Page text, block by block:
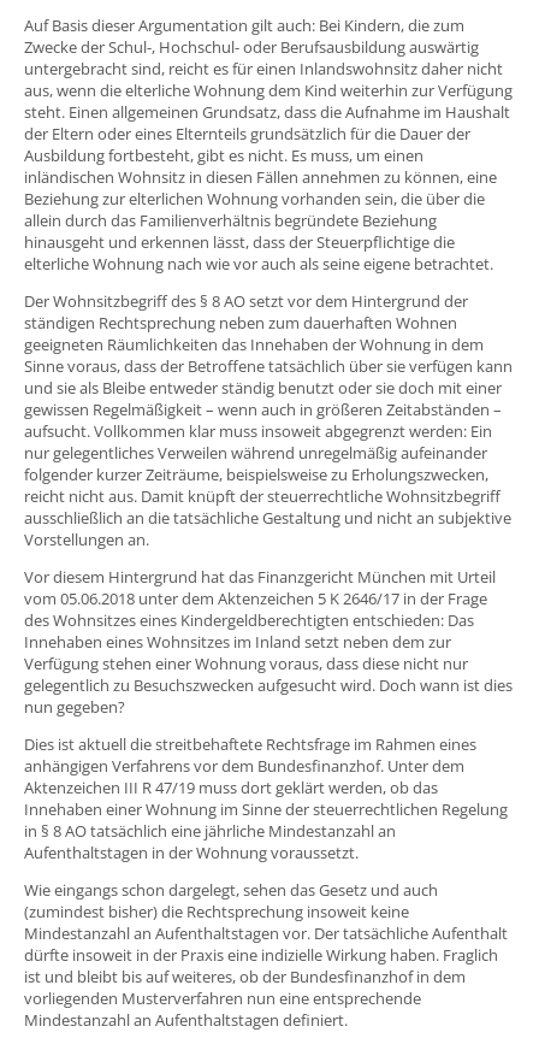
Auf Basis dieser Argumentation gilt auch: Bei Kindern, die zum
Zwecke der Schul-, Hochschul- oder Berufsausbildung auswärtig
untergebracht sind, reicht es für einen Inlandswohnsitz daher nicht
aus, wenn die elterliche Wohnung dem Kind weiterhin zur Verfügung
steht. Einen allgemeinen Grundsatz, dass die Aufnahme im Haushalt
der Eltern oder eines Elternteils grundsätzlich für die Dauer der
Ausbildung fortbesteht, gibt es nicht. Es muss, um einen
inländischen Wohnsitz in diesen Fällen annehmen zu können, eine
Beziehung zur elterlichen Wohnung vorhanden sein, die über die
allein durch das Familienverhältnis begründete Beziehung
hinausgeht und erkennen lässt, dass der Steuerpflichtige die
elterliche Wohnung nach wie vor auch als seine eigene betrachtet.
Der Wohnsitzbegriff des § 8 AO setzt vor dem Hintergrund der
ständigen Rechtsprechung neben zum dauerhaften Wohnen
geeigneten Räumlichkeiten das Innehaben der Wohnung in dem
Sinne voraus, dass der Betroffene tatsächlich über sie verfügen kann
und sie als Bleibe entweder ständig benutzt oder sie doch mit einer
gewissen Regelmäßigkeit – wenn auch in größeren Zeitabständen –
aufsucht. Vollkommen klar muss insoweit abgegrenzt werden: Ein
nur gelegentliches Verweilen während unregelmäßig aufeinander
folgender kurzer Zeiträume, beispielsweise zu Erholungszwecken,
reicht nicht aus. Damit knüpft der steuerrechtliche Wohnsitzbegriff
ausschließlich an die tatsächliche Gestaltung und nicht an subjektive
Vorstellungen an.
Vor diesem Hintergrund hat das Finanzgericht München mit Urteil
vom 05.06.2018 unter dem Aktenzeichen 5 K 2646/17 in der Frage
des Wohnsitzes eines Kindergeldberechtigten entschieden: Das
Innehaben eines Wohnsitzes im Inland setzt neben dem zur
Verfügung stehen einer Wohnung voraus, dass diese nicht nur
gelegentlich zu Besuchszwecken aufgesucht wird. Doch wann ist dies
nun gegeben?
Dies ist aktuell die streitbehaftete Rechtsfrage im Rahmen eines
anhängigen Verfahrens vor dem Bundesfinanzhof. Unter dem
Aktenzeichen III R 47/19 muss dort geklärt werden, ob das
Innehaben einer Wohnung im Sinne der steuerrechtlichen Regelung
in § 8 AO tatsächlich eine jährliche Mindestanzahl an
Aufenthaltstagen in der Wohnung voraussetzt.
Wie eingangs schon dargelegt, sehen das Gesetz und auch
(zumindest bisher) die Rechtsprechung insoweit keine
Mindestanzahl an Aufenthaltstagen vor. Der tatsächliche Aufenthalt
dürfte insoweit in der Praxis eine indizielle Wirkung haben. Fraglich
ist und bleibt bis auf weiteres, ob der Bundesfinanzhof in dem
vorliegenden Musterverfahren nun eine entsprechende
Mindestanzahl an Aufenthaltstagen definiert.